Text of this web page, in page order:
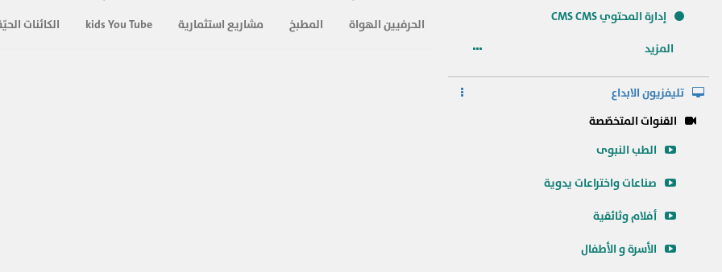
إدارة المحتوي CMS CMS
المزيد
تليفزيون الابداع
القنوات المتخصّصة
الطب النبوى
صناعات واختراعات يدوية
أفلام وثائقية
الأسرة و الأطفال
الحرفيين الهواة
المطبخ مشاريع استثمارية kids You Tube الكائنات